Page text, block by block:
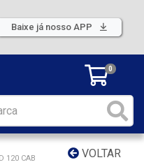
Baixe já nosso APP
0
VOLTAR
120 CAB